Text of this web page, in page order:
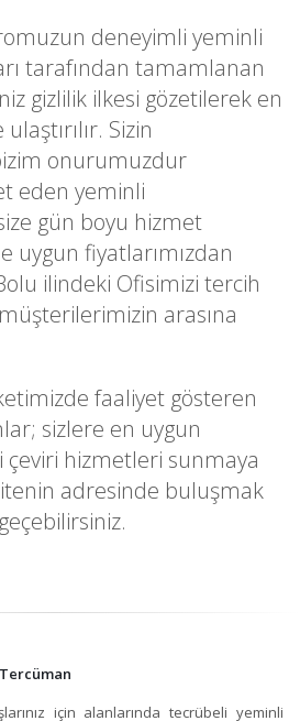
deneyimli yeminli
tarafından tamamlanan
gizlilik ilkesi gözetilerek en
Sizin
onurumuzdur
eden yeminli
gün boyu hizmet
uygun fiyatlarımızdan
ilindeki Ofisimizi tercih
arasına
faaliyet gösteren
sizlere en uygun
hizmetleri sunmaya
adresinde buluşmak
için alanlarında tecrübeli yeminli